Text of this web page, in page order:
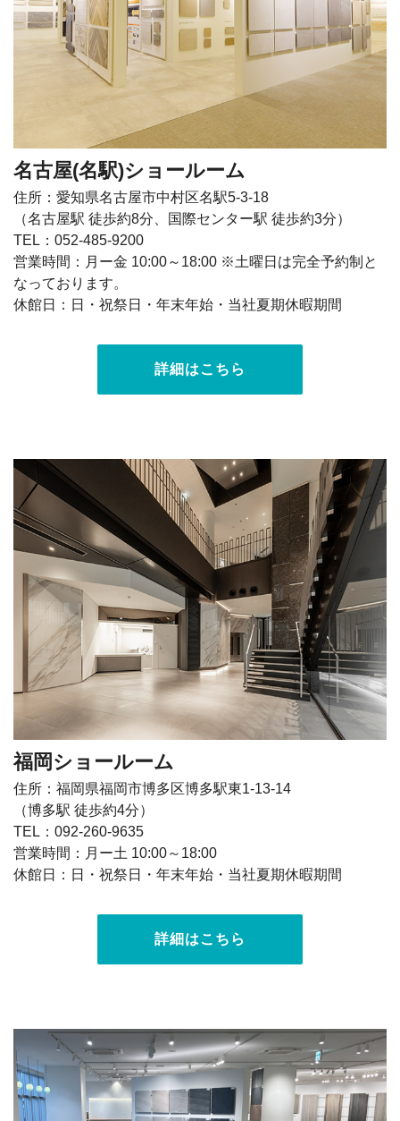
名古屋(名駅)ショールーム
住所：愛知県名古屋市中村区名駅5-3-18
（名古屋駅 徒歩約8分、国際センター駅 徒歩約3分）
TEL：052-485-9200
営業時間：月ー金 10:00～18:00 ※土曜日は完全予約制と
なっております。
休館日：日・祝祭日・年末年始・当社夏期休暇期間
詳細はこちら
福岡ショールーム
住所：福岡県福岡市博多区博多駅東1-13-14
（博多駅 徒歩約4分）
TEL：092-260-9635
営業時間：月ー土 10:00～18:00
休館日：日・祝祭日・年末年始・当社夏期休暇期間
詳細はこちら